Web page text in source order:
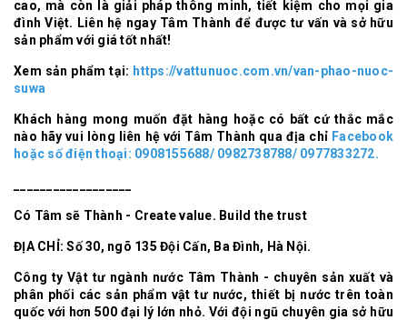
cao, mà còn là giải pháp thông minh, tiết kiệm cho mọi gia
đình Việt. Liên hệ ngay Tâm Thành để được tư vấn và sở hữu
sản phẩm với giá tốt nhất!
Xem sản phẩm tại: https://vattunuoc.com.vn/van-phao-nuoc-
suwa
Khách hàng mong muốn đặt hàng hoặc có bất cứ thắc mắc
nào hãy vui lòng liên hệ với Tâm Thành qua địa chỉ Facebook
hoặc số điện thoại: 0908155688/ 0982738788/ 0977833272.
Có Tâm sẽ Thành - Create value. Build the trust
ĐỊA CHỈ: Số 30, ngõ 135 Đội Cấn, Ba Đình, Hà Nội.
Công ty Vật tư ngành nước Tâm Thành - chuyên sản xuất và
phân phối các sản phẩm vật tư nước, thiết bị nước trên toàn
quốc với hơn 500 đại lý lớn nhỏ. Với đội ngũ chuyên gia sở hữu